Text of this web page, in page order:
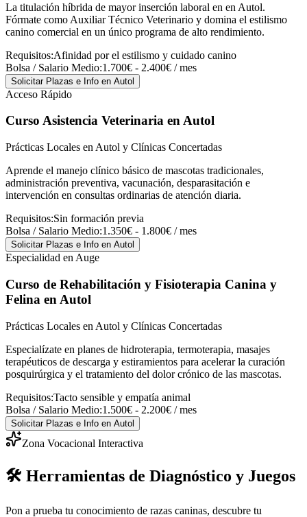
La titulación híbrida de mayor inserción laboral en en Autol.
Fórmate como Auxiliar Técnico Veterinario y domina el estilismo
canino comercial en un único programa de alto rendimiento.
Requisitos:Afinidad por el estilismo y cuidado canino
Bolsa / Salario Medio:1.700€ - 2.400€ / mes
Solicitar Plazas e Info en Autol
Acceso Rápido
Curso Asistencia Veterinaria en Autol
Prácticas Locales en Autol y Clínicas Concertadas
Aprende el manejo clínico básico de mascotas tradicionales,
administración preventiva, vacunación, desparasitación e
intervención en consultas ordinarias de atención diaria.
Requisitos:Sin formación previa
Bolsa / Salario Medio:1.350€ - 1.800€ / mes
Solicitar Plazas e Info en Autol
Especialidad en Auge
Curso de Rehabilitación y Fisioterapia Canina y
Felina en Autol
Prácticas Locales en Autol y Clínicas Concertadas
Especialízate en planes de hidroterapia, termoterapia, masajes
terapéuticos de descarga y estiramientos para acelerar la curación
posquirúrgica y el tratamiento del dolor crónico de las mascotas.
Requisitos:Tacto sensible y empatía animal
Bolsa / Salario Medio:1.500€ - 2.200€ / mes
Solicitar Plazas e Info en Autol
Zona Vocacional Interactiva
🛠️ Herramientas de Diagnóstico y Juegos
Pon a prueba tu conocimiento de razas caninas, descubre tu